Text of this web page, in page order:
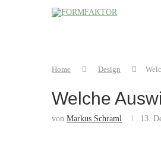
Home Design
Welche
von Markus Schraml 13.